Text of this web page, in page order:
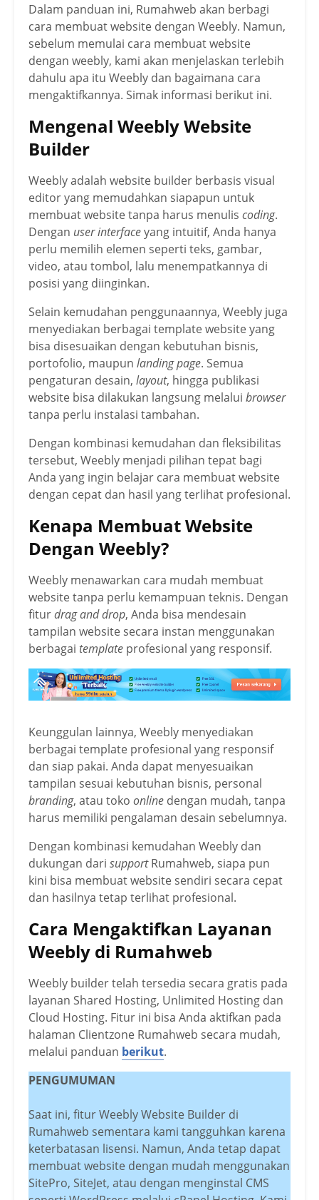
Dalam panduan ini, Rumahweb akan berbagi
cara membuat website dengan Weebly. Namun,
sebelum memulai cara membuat website
dengan weebly, kami akan menjelaskan terlebih
dahulu apa itu Weebly dan bagaimana cara
mengaktifkannya. Simak informasi berikut ini.
Mengenal Weebly Website
Builder
Weebly adalah website builder berbasis visual
editor yang memudahkan siapapun untuk
membuat website tanpa harus menulis coding.
Dengan user interfaceyang intuitif, Anda hanya
perlu memilih elemen seperti teks, gambar,
video, atau tombol, lalu menempatkannya di
posisi yang diinginkan.
Selain kemudahan penggunaannya, Weebly juga
menyediakan berbagai template website yang
bisa disesuaikan dengan kebutuhan bisnis,
portofolio, maupun landing page. Semua
pengaturan desain, layout, hingga publikasi
website bisa dilakukan langsung melalui browser
tanpa perlu instalasi tambahan.
Dengan kombinasi kemudahan dan fleksibilitas
tersebut, Weebly menjadi pilihan tepat bagi
Anda yang ingin belajar cara membuat website
dengan cepat dan hasil yang terlihat profesional.
Kenapa Membuat Website
Dengan Weebly?
Weebly menawarkan cara mudah membuat
website tanpa perlu kemampuan teknis. Dengan
fiturdrag and drop, Anda bisa mendesain
tampilan website secara instan menggunakan
berbagai template profesional yang responsif.
Keunggulan lainnya, Weebly menyediakan
berbagai template profesional yang responsif
dan siap pakai. Anda dapat menyesuaikan
tampilan sesuai kebutuhan bisnis, personal
branding, atau toko online dengan mudah, tanpa
harus memiliki pengalaman desain sebelumnya.
Dengan kombinasi kemudahan Weebly dan
dukungan dari supportRumahweb, siapa pun
kini bisa membuat website sendiri secara cepat
dan hasilnya tetap terlihat profesional.
Cara Mengaktifkan Layanan
Weebly di Rumahweb
Weebly builder telah tersedia secara gratis pada
layanan Shared Hosting, Unlimited Hosting dan
Cloud Hosting. Fitur ini bisa Anda aktifkan pada
halaman Clientzone Rumahweb secara mudah,
melalui panduan berikut.
PENGUMUMAN
Saat ini, fitur Weebly Website Builder di
Rumahweb sementara kami tangguhkan karena
keterbatasan lisensi. Namun, Anda tetap dapat
membuat website dengan mudah menggunakan
SitePro, SiteJet, atau dengan menginstal CMS